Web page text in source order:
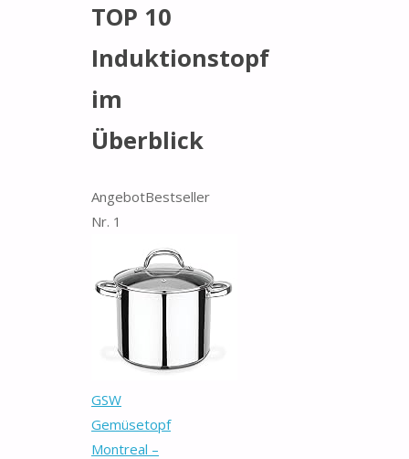
TOP 10
Induktionstopf
im
Überblick
AngebotBestseller
Nr. 1
GSW
Gemüsetopf
Montreal –